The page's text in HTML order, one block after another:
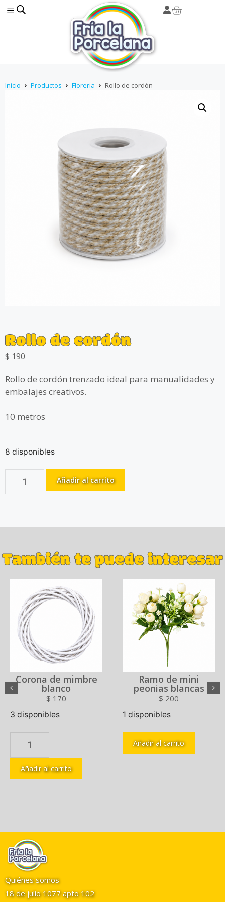
Inicio Productos Floreria Rollo de cordón
Rollo de cordón
$ 190
Rollo de cordón trenzado ideal para manualidades y
embalajes creativos.
10 metros
8 disponibles
Añadir al carrito
También te puede interesar
Corona de mimbre
blanco
$ 170
3 disponibles
Añadir al carrito
Ramo de mini
peonias blancas
$ 200
1 disponibles
Añadir al carrito
Quiénes somos
18 de julio 1077 apto 102